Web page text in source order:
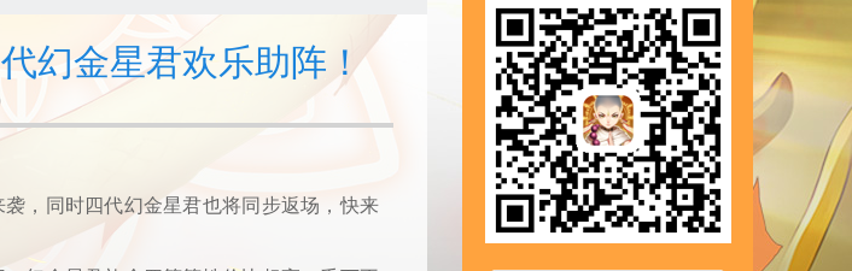
幻金星君欢乐助阵！
，同时四代幻金星君也将同步返场，快来